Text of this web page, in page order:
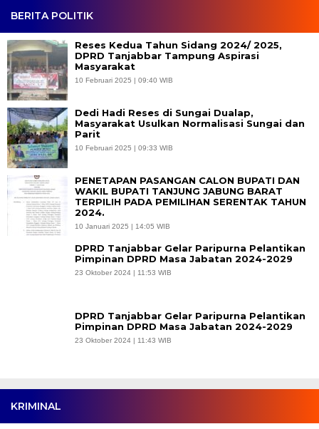
BERITA POLITIK
Reses Kedua Tahun Sidang 2024/ 2025,
DPRD Tanjabbar Tampung Aspirasi
Masyarakat
10 Februari 2025 | 09:40 WIB
Dedi Hadi Reses di Sungai Dualap,
Masyarakat Usulkan Normalisasi Sungai dan
Parit
10 Februari 2025 | 09:33 WIB
PENETAPAN PASANGAN CALON BUPATI DAN
WAKIL BUPATI TANJUNG JABUNG BARAT
TERPILIH PADA PEMILIHAN SERENTAK TAHUN
2024.
10 Januari 2025 | 14:05 WIB
DPRD Tanjabbar Gelar Paripurna Pelantikan
Pimpinan DPRD Masa Jabatan 2024-2029
23 Oktober 2024 | 11:53 WIB
DPRD Tanjabbar Gelar Paripurna Pelantikan
Pimpinan DPRD Masa Jabatan 2024-2029
23 Oktober 2024 | 11:43 WIB
KRIMINAL